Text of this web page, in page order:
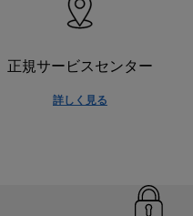
正規サービスセンター
詳しく見る